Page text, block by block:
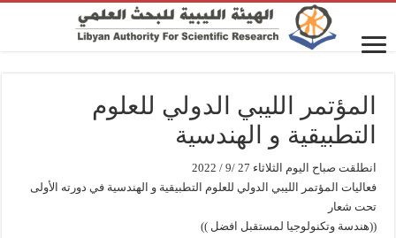
المؤتمر الليبي الدولي للعلوم
التطبيقية و الهندسية
انطلقت صباح اليوم الثلاثاء 27 /9 / 2022
فعاليات المؤتمر الليبي الدولي للعلوم التطبيقية و الهندسية في دورته الأولى
تحت شعار
((هندسة وتكنولوجيا لمستقبل افضل ))